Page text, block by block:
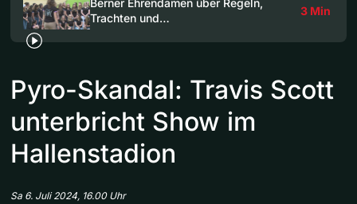
Berner Ehrendamen über Regeln,
Trachten und…
3 Min
Pyro-Skandal: Travis Scott
unterbricht Show im
Hallenstadion
Sa 6. Juli 2024, 16.00 Uhr